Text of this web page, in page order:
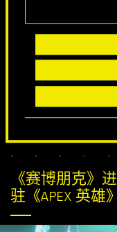
《赛博朋克》进
驻《APEX 英雄》